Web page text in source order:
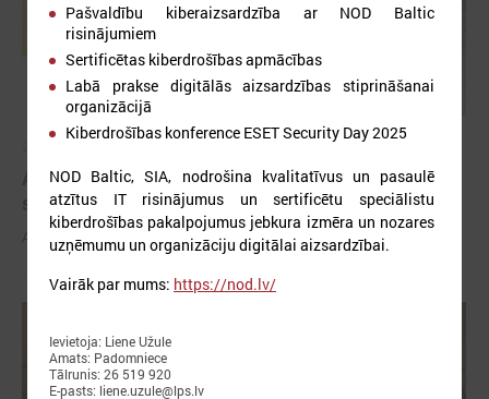
Aicina pašvaldības pieteikties mācībām "Drošība
sākas ar Tevi!"
Aicina pašvaldības pieteikties mācībām "Drošība sākas ar Tevi!"
Pašvaldību kiberaizsardzība ar NOD Baltic
risinājumiem
Sertificētas kiberdrošības apmācības
Labā prakse digitālās aizsardzības stiprināšanai
organizācijā
Kiberdrošības konference ESET Security Day 2025
NOD Baltic, SIA, nodrošina kvalitatīvus un pasaulē
atzītus IT risinājumus un sertificētu speciālistu
kiberdrošības pakalpojumus jebkura izmēra un nozares
uzņēmumu un organizāciju digitālai aizsardzībai.
Vairāk par mums: https://nod.lv/
Ievietoja: Liene Užule
Amats: Padomniece
Tālrunis: 26 519 920
E-pasts: liene.uzule@lps.lv